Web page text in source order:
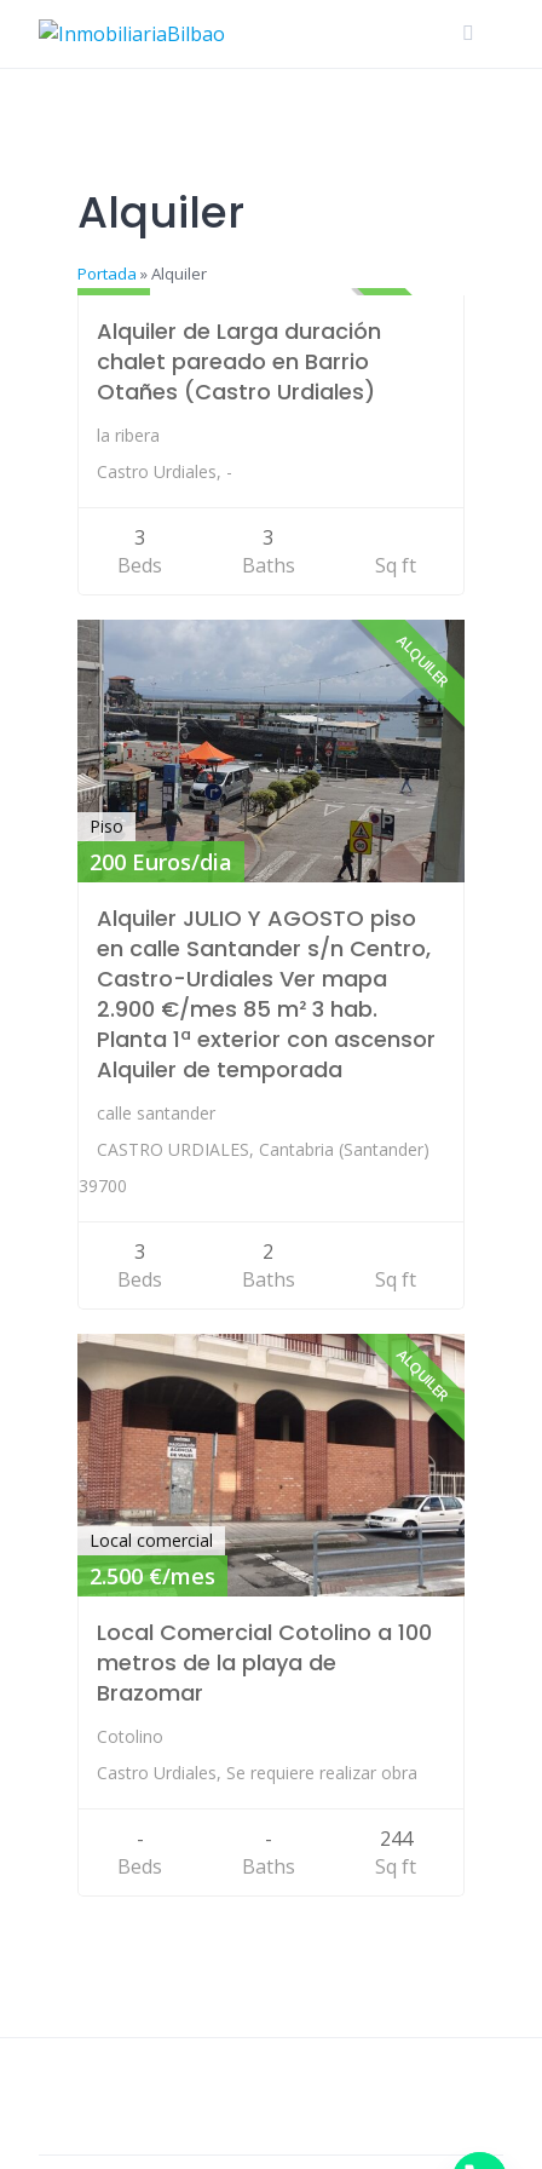
Alquiler
Portada »Alquiler
Chalet Adosado
1250
Alquiler de Larga duración
chalet pareado en Barrio
Otañes (Castro Urdiales)
la ribera
Castro Urdiales, -
3
Beds
3
Baths
Sq ft
ALQUILER
Piso
200 Euros/dia
Alquiler JULIO Y AGOSTO piso
en calle Santander s/n Centro,
Castro-Urdiales Ver mapa
2.900 €/mes 85 m² 3 hab.
Planta 1ª exterior con ascensor
Alquiler de temporada
calle santander
CASTRO URDIALES, Cantabria (Santander)
39700
3
Beds
2
Baths
Sq ft
ALQUILER
Local comercial
2.500 €/mes
Local Comercial Cotolino a 100
metros de la playa de
Brazomar
Cotolino
Castro Urdiales, Se requiere realizar obra
-
Beds
-
Baths
244
Sq ft